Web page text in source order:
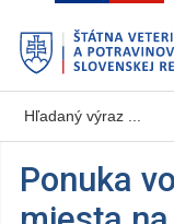
hlavný
obsah
Ponuka